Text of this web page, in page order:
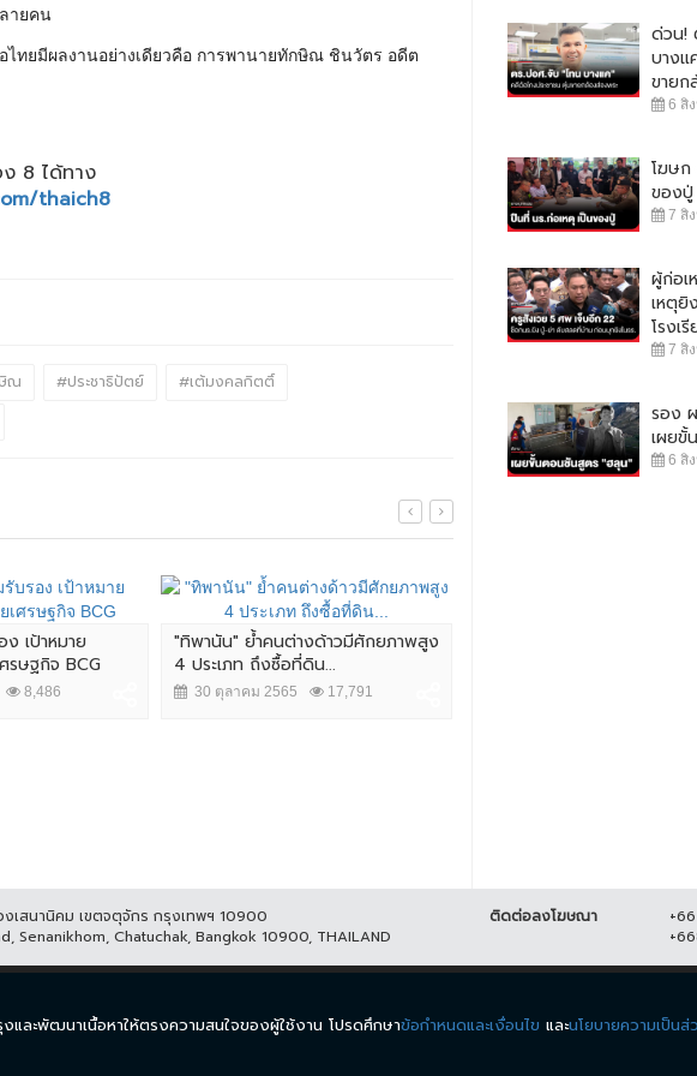
ายคน
ไทยมีผลงานอย่างเดียวคือ การพานายทักษิณ ชินวัตร อดีต
8 ได้ทาง
thaich8
ณ #ประชาธิปัตย์
#เต้มงคลกิตติ์
ง เป้าหมาย
รษฐกิจ BCG
8,486
"ทิพานัน" ย้ำคนต่างด้าวมีศักยภาพสูง
4 ประเภท ถึงซื้อที่ดิน...
30 ตุลาคม 2565 17,791
ด่วน!
บางแ
ขายก
6 สิ
โฆษก
ของปู่
7 สิ
ผู้ก่อเ
เหตุยิ
โรงเรี
7 สิ
รอง
เผยขั้
6 สิ
เสนานิคม เขตจตุจักร กรุงเทพฯ 10900
Senanikhom, Chatuchak, Bangkok 10900, THAILAND
ติดต่อลงโฆษณา
มีเดียโซน
และพัฒนาเนื้อหาให้ตรงความสนใจของผู้ใช้งาน โปรดศึกษาข้อกำหนดและเงื่อนไข และนโยบายความเป็นส่